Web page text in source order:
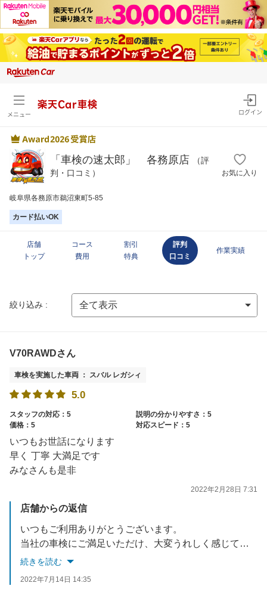
メニュー
楽天Car車検
ログイン
「車検の速太郎」 各務原店
（評
判・口コミ）
お気に入り
岐阜県各務原市鵜沼東町5-85
カード払いOK
店舗
トップ
コース
費用
割引
特典
評判
口コミ
作業実績
絞り込み :
V70RAWDさん
車検を実施した車両 ： スバル レガシィ
5.0
スタッフの対応：5
説明の分かりやすさ：5
価格：5
対応スピード：5
いつもお世話になります
早く 丁寧 大満足です
みなさんも是非
2022年2月28日 7:31
店舗からの返信
いつもご利用ありがとうございます。
当社の車検にご満足いただけ、大変うれしく感じております。
また、オイル交換等でもいつでもお寄りください！ご来店を心よりお待ちしております。
続きを読む
2022年7月14日 14:35